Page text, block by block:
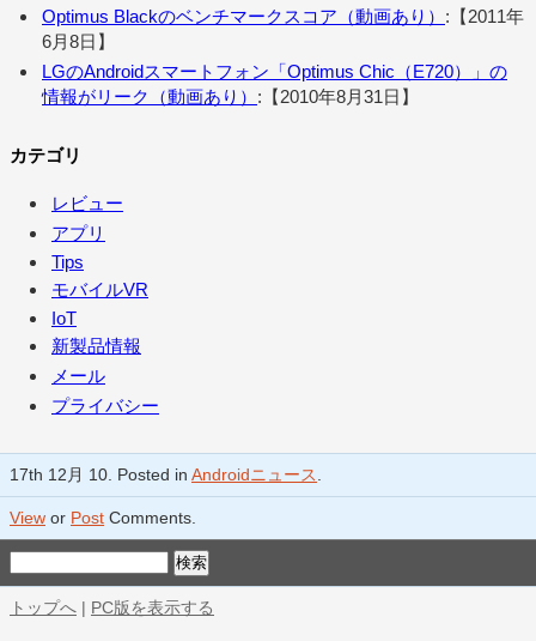
Optimus Blackのベンチマークスコア（動画あり） :【2011年
6月8日】
LGのAndroidスマートフォン「Optimus Chic（E720）」の
情報がリーク（動画あり） :【2010年8月31日】
カテゴリ
レビュー
アプリ
Tips
モバイルVR
IoT
新製品情報
メール
プライバシー
17th 12月 10. Posted in Androidニュース.
View or Post Comments.
トップへ | PC版を表示する